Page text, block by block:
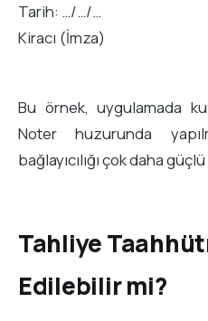
Tarih: …/…/…
Kiracı (İmza)
Bu örnek, uygulamada
Noter huzurunda
bağlayıcılığı çok daha
Tahliye
Edilebilir mi?